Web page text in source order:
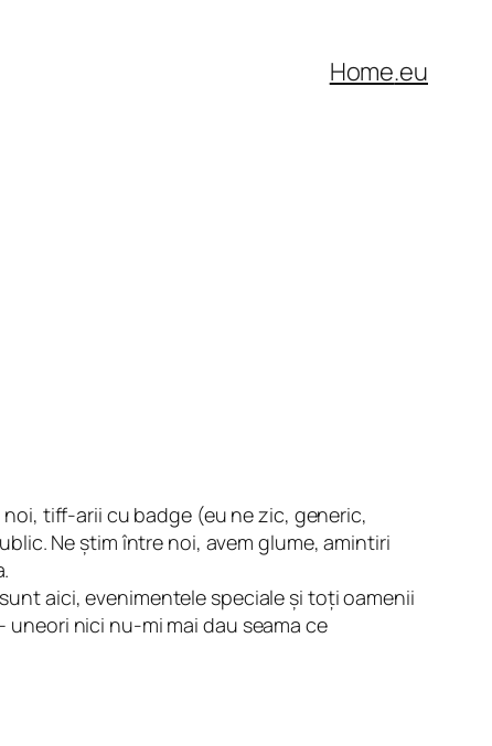
Home.eu
tiff-arii cu badge (eu ne zic, generic,
Ne știm între noi, avem glume, amintiri
aici, evenimentele speciale și toți oamenii
nici nu-mi mai dau seama ce